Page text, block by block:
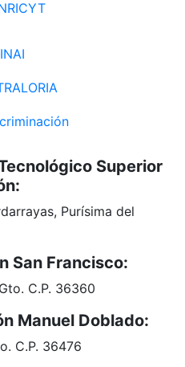
Superior
Purísima del
San Francisco:
C.P. 36360
Manuel Doblado:
C.P. 36476